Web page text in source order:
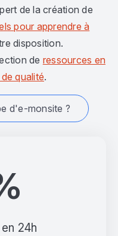
24h
de la création de
pour apprendre à
disposition.
de ressources en
qualité.
d'e-monsite ?